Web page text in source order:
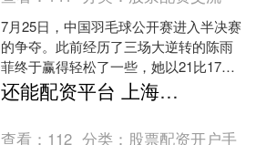
7月25日，中国羽毛球公开赛进入半决赛
的争夺。此前经历了三场大逆转的陈雨
菲终于赢得轻松了一些，她以21比17、
21比15的比分直落两局战胜日本选手宫
崎友花，晋级....
还能配资平台 上海德比的2比0背后有话题：申花自乱防线，海港笑纳大礼
查看： 112 分类： 股票配资开户手